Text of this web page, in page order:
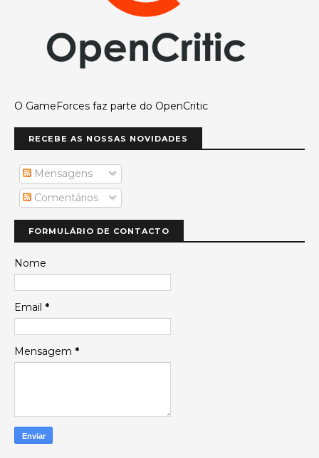
O GameForces faz parte do OpenCritic
RECEBE AS NOSSAS NOVIDADES
Mensagens
Comentários
FORMULÁRIO DE CONTACTO
Nome
Email *
Mensagem *